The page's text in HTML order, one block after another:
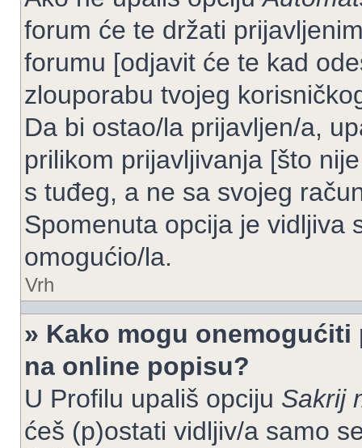
forum će te držati
forumu [odjavit će te kad
zlouporabu tvojeg
Da bi ostao/la prijavljen/a,
prilikom prijavljivanja [što
s tuđeg, a ne sa svojeg
Spomenuta opcija je vidljiva
omogućio/la.
Vrh
» Kako mogu
na online popisu?
U Profilu upališ opciju Sakrij
ćeš (p)ostati vidljiv/a samo